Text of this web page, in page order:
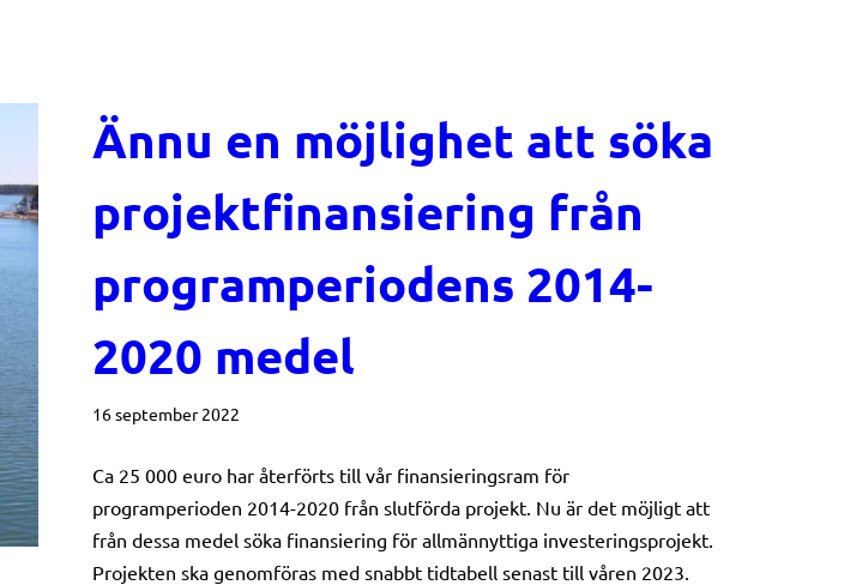
Ännu en möjlighet att söka
projektfinansiering från
programperiodens 2014-
2020 medel
16 september 2022
Ca 25 000 euro har återförts till vår finansieringsram för
programperioden 2014-2020 från slutförda projekt. Nu är det möjligt att
från dessa medel söka finansiering för allmännyttiga investeringsprojekt.
Projekten ska genomföras med snabbt tidtabell senast till våren 2023.